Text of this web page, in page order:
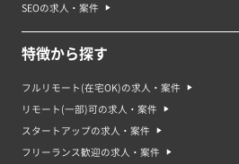
SEOの求人・案件
特徴から探す
フルリモート(在宅OK)の求人・案件
リモート(一部)可の求人・案件
スタートアップの求人・案件
フリーランス歓迎の求人・案件